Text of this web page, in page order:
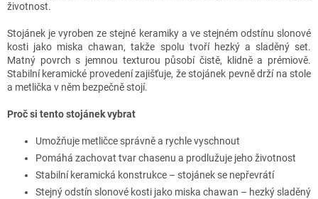
životnost.
Stojánek je vyroben ze stejné keramiky a ve stejném odstínu slonové
kosti jako miska chawan, takže spolu tvoří hezký a sladěný set.
Matný povrch s jemnou texturou působí čistě, klidně a prémiově.
Stabilní keramické provedení zajišťuje, že stojánek pevně drží na stole
a metlička v něm bezpečně stojí.
Proč si tento stojánek vybrat
Umožňuje metličce správně a rychle vyschnout
Pomáhá zachovat tvar chasenu a prodlužuje jeho životnost
Stabilní keramická konstrukce – stojánek se nepřevrátí
Stejný odstín slonové kosti jako miska chawan – hezký sladěný